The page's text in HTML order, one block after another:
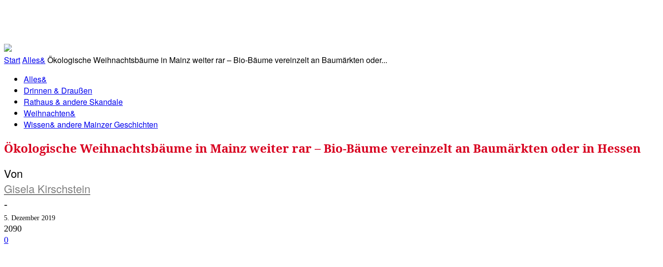
StartAlles& Ökologische Weihnachtsbäume in Mainz weiter rar – Bio-Bäume vereinzelt an Baumärkten oder...
Alles&
Drinnen & Draußen
Rathaus & andere Skandale
Weihnachten&
Wissen& andere Mainzer Geschichten
Ökologische Weihnachtsbäume in Mainz weiter rar – Bio-Bäume vereinzelt an Baumärkten oder in Hessen
Von
Gisela Kirschstein
-
5. Dezember 2019
2090
0